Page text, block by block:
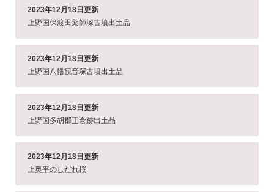
2023年12月18日更新
上野国保渡田薬師塚古墳出土品
2023年12月18日更新
上野国八幡観音塚古墳出土品
2023年12月18日更新
上野国多胡郡正倉跡出土品
2023年12月18日更新
上奥平のしだれ桜